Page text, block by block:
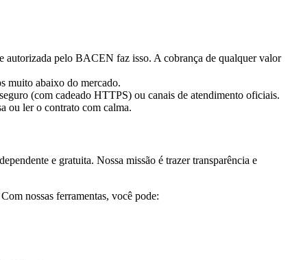
autorizada pelo BACEN faz isso. A cobrança de qualquer valor
muito abaixo do mercado.
(com cadeado HTTPS) ou canais de atendimento oficiais.
ou ler o contrato com calma.
e gratuita. Nossa missão é trazer transparência e
nossas ferramentas, você pode: